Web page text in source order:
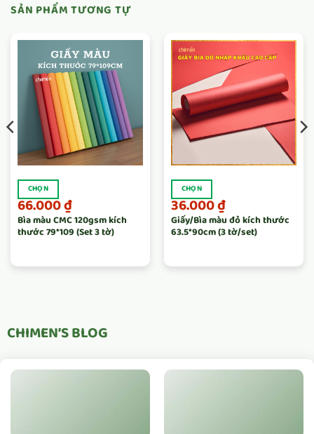
SẢN PHẨM TƯƠNG TỰ
Bìa màu CMC 120gsm kích
thước 79*109 (Set 3 tờ)
66.000₫
CHỌN
biến
Giấy/Bìa màu đỏ kích thước
63.5*90cm (3 tờ/set)
36.000₫
CHỌN
CHIMEN’S BLOG